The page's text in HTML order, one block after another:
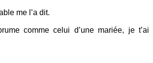
me l’a dit.
comme celui d’une mariée, je t’ai